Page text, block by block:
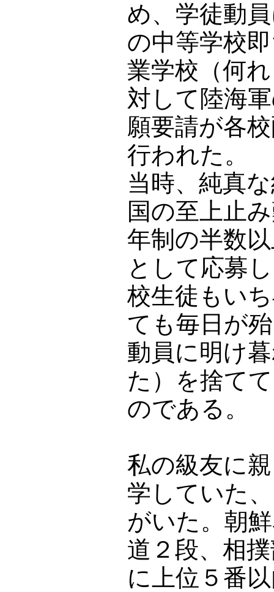
め、学徒動
の中等学校
業学校（何
対して陸海
願要請が各
行われた。
当時、純真
国の至上止
年制の半数
として応募
校生徒もい
ても毎日が
動員に明け
た）を捨て
のである。
私の級友に
学していた
がいた。朝
道２段、相
に上位５番